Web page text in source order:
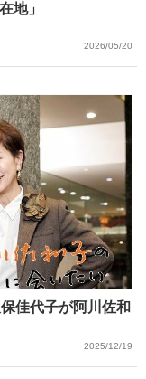
地」
2026/05/20
佳代子が阿川佐和
2025/12/19